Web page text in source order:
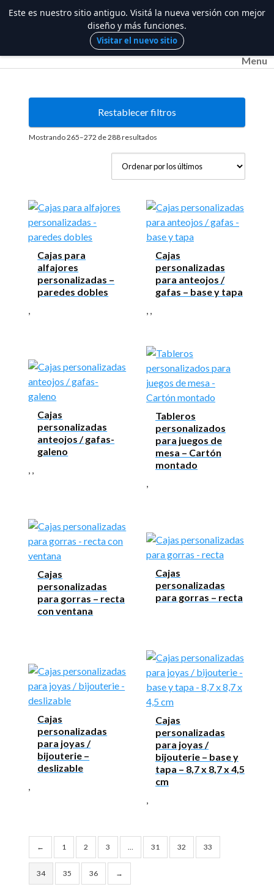
al
contenido
Menu
Restablecer filtros
Mostrando 265–272 de 288 resultados
últimos
Cajas para
alfajores
personalizadas –
paredes dobles
,
Cajas
personalizadas
para anteojos /
gafas – base y tapa
, ,
Cajas
personalizadas
anteojos / gafas-
galeno
, ,
Tableros
personalizados
para juegos de
mesa – Cartón
montado
,
Cajas
personalizadas
para gorras – recta
con ventana
Cajas
personalizadas
para gorras – recta
Cajas
personalizadas
para joyas /
bijouterie –
deslizable
,
Cajas
personalizadas
para joyas /
bijouterie – base y
tapa – 8,7 x 8,7 x 4,5
cm
,
← 1 2 3 … 31 32 33
34 35 36 →
Este es nuestro sitio antiguo. Visitá la nueva versión con mejor
diseño y más funciones.
Visitar el nuevo sitio